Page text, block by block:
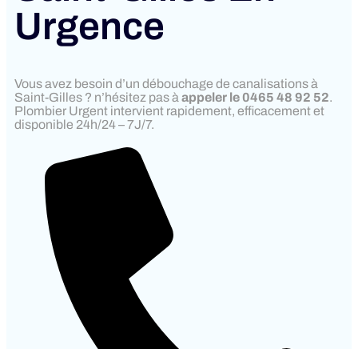
Urgence
Vous avez besoin d’un débouchage de canalisations à
Saint-Gilles ? n’hésitez pas à appeler le 0465 48 92 52.
Plombier Urgent intervient rapidement, efficacement et
disponible 24h/24 – 7J/7.